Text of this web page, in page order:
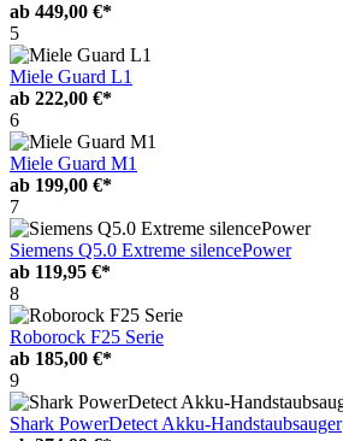
ab 449,00 €*
5
Miele Guard L1
ab 222,00 €*
6
Miele Guard M1
ab 199,00 €*
7
Siemens Q5.0 Extreme silencePower
ab 119,95 €*
8
Roborock F25 Serie
ab 185,00 €*
9
Shark PowerDetect Akku-Handstaubsauger